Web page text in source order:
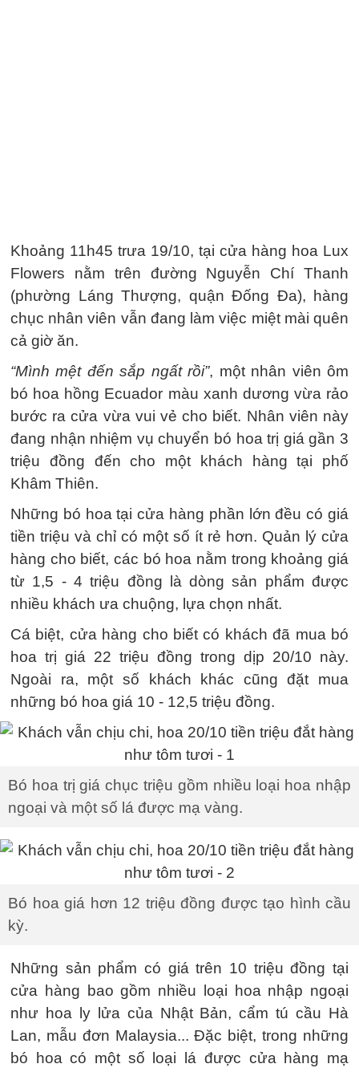
Khoảng 11h45 trưa 19/10, tại cửa hàng hoa Lux
Flowers nằm trên đường Nguyễn Chí Thanh
(phường Láng Thượng, quận Đống Đa), hàng
chục nhân viên vẫn đang làm việc miệt mài quên
cả giờ ăn.
“Mình mệt đến sắp ngất rồi”, một nhân viên ôm
bó hoa hồng Ecuador màu xanh dương vừa rảo
bước ra cửa vừa vui vẻ cho biết. Nhân viên này
đang nhận nhiệm vụ chuyển bó hoa trị giá gần 3
triệu đồng đến cho một khách hàng tại phố
Khâm Thiên.
Những bó hoa tại cửa hàng phần lớn đều có giá
tiền triệu và chỉ có một số ít rẻ hơn. Quản lý cửa
hàng cho biết, các bó hoa nằm trong khoảng giá
từ 1,5 - 4 triệu đồng là dòng sản phẩm được
nhiều khách ưa chuộng, lựa chọn nhất.
Cá biệt, cửa hàng cho biết có khách đã mua bó
hoa trị giá 22 triệu đồng trong dịp 20/10 này.
Ngoài ra, một số khách khác cũng đặt mua
những bó hoa giá 10 - 12,5 triệu đồng.
Bó hoa trị giá chục triệu gồm nhiều loại hoa nhập
ngoại và một số lá được mạ vàng.
Bó hoa giá hơn 12 triệu đồng được tạo hình cầu
kỳ.
Những sản phẩm có giá trên 10 triệu đồng tại
cửa hàng bao gồm nhiều loại hoa nhập ngoại
như hoa ly lửa của Nhật Bản, cẩm tú cầu Hà
Lan, mẫu đơn Malaysia... Đặc biệt, trong những
bó hoa có một số loại lá được cửa hàng mạ